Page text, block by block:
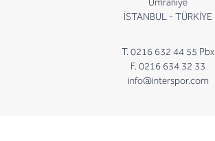
İSTANBUL - TÜRKİYE
T. 0216 632 44 55 Pbx
F. 0216 634 32 33
info@interspor.com